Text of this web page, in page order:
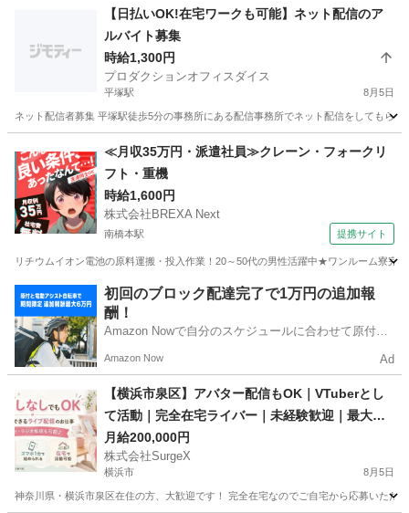
その他 スタッフ
【日払いOK!在宅ワークも可能】ネット配信のア
ルバイト募集
時給1,300円
プロダクションオフィスダイス
平塚駅 8月5日
ネット配信者募集 平塚駅徒歩5分の事務所にある配信事務所でネット配信をしてもら
平塚駅 その他 貸衣装
≪月収35万円・派遣社員≫クレーン・フォークリ
フト・重機
時給1,600円
株式会社BREXA Next
南橋本駅 提携サイト
リチウムイオン電池の原料運搬・投入作業！20～50代の男性活躍中★ワンルーム寮
相模原市 南橋本駅 その他
初回のブロック配達完了で1万円の追加報
酬！
Amazon Nowで自分のスケジュールに合わせて原付や
う！
Amazon Now Ad
【横浜市泉区】アバター配信もOK｜VTuberとし
て活動｜完全在宅ライバー｜未経験歓迎｜最大時
給2万円
月給200,000円
株式会社SurgeX
横浜市 8月5日
神奈川県・横浜市泉区在住の方、大歓迎です！ 完全在宅なのでご自宅から応募いた